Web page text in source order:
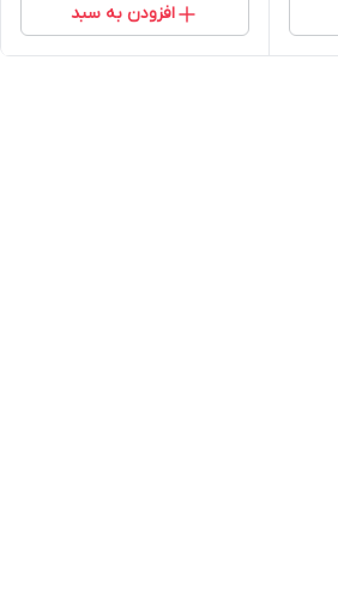
افزودن به سبد